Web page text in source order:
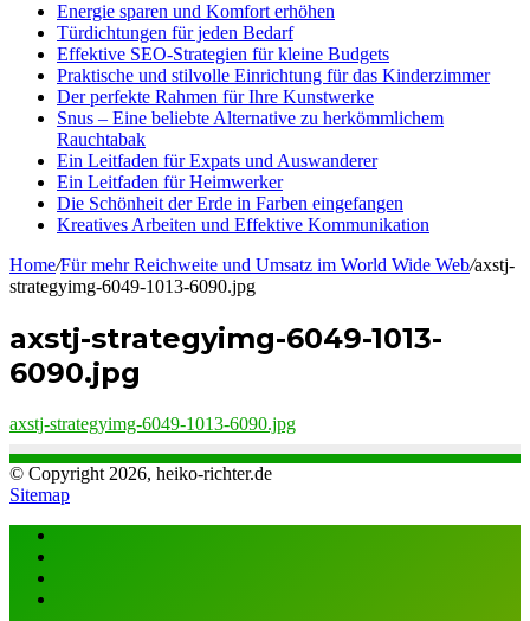
Energie sparen und Komfort erhöhen
Türdichtungen für jeden Bedarf
Effektive SEO-Strategien für kleine Budgets
Praktische und stilvolle Einrichtung für das Kinderzimmer
Der perfekte Rahmen für Ihre Kunstwerke
Snus – Eine beliebte Alternative zu herkömmlichem
Rauchtabak
Ein Leitfaden für Expats und Auswanderer
Ein Leitfaden für Heimwerker
Die Schönheit der Erde in Farben eingefangen
Kreatives Arbeiten und Effektive Kommunikation
Home/Für mehr Reichweite und Umsatz im World Wide Web/axstj-
strategyimg-6049-1013-6090.jpg
axstj-strategyimg-6049-1013-
6090.jpg
axstj-strategyimg-6049-1013-6090.jpg
© Copyright 2026, heiko-richter.de
Sitemap
Close